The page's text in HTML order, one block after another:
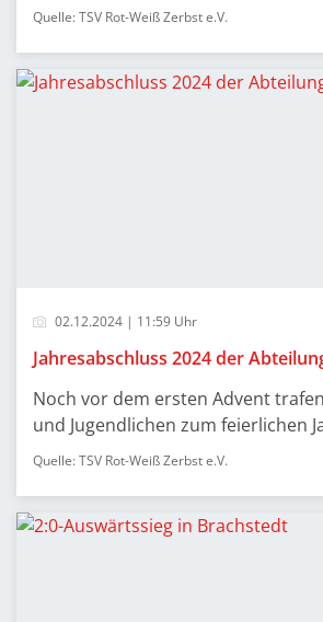
Quelle: TSV Rot-Weiß Zerbst e.V.
02.12.2024 | 11:59 Uhr
Jahresabschluss 2024 der
Noch vor dem ersten Advent
und Jugendlichen zum feierlichen
Quelle: TSV Rot-Weiß Zerbst e.V.